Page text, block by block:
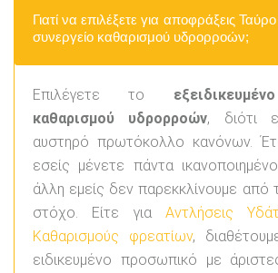
Γιατί να επιλέξετε για αποφράξεις
συνεργείο καθαρισμού υδρορροών;
Επιλέγετε το
καθαρισμού υδρορροών, διότι
αυστηρό πρωτόκολλο κανόνων.
εσείς μένετε πάντα
άλλη εμείς δεν παρεκκλίνουμε από
στόχο. Είτε για Αντλήσεις
Καθαρισμούς φρεατίων,
ειδικευμένο προσωπικό με